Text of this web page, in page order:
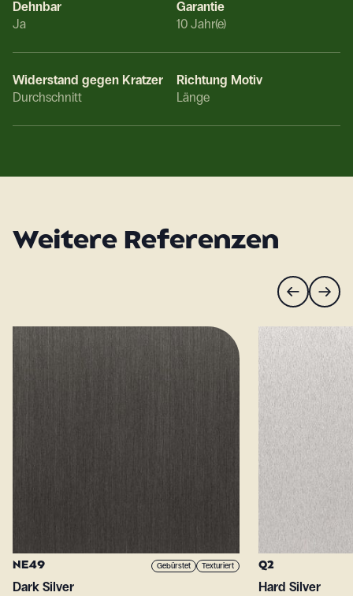
Dehnbar
Ja
Garantie
10 Jahr(e)
Widerstand gegen Kratzer
Durchschnitt
Richtung Motiv
Länge
Weitere Referenzen
NE49 Gebürstet Texturiert
Dark Silver
Q2
Hard Silver